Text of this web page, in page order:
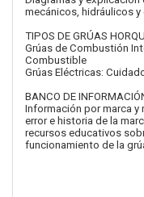
mecánicos, hidráulicos y
TIPOS DE GRÚAS
Grúas de Combustión
Combustible
Grúas Eléctricas:
BANCO DE
Información por marca y
error e historia de la
recursos educativos
funcionamiento de la